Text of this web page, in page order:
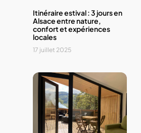
Itinéraire estival : 3 jours en
Alsace entre nature,
confort et expériences
locales
17 juillet 2025